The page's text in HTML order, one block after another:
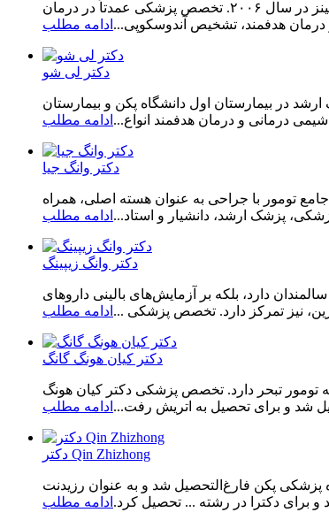
وانگ شیچنگ، معاون پزشک ارشد، فارغ‌التحصیل رشته پزشکی از دانشگاه پکن و دارای مدرک دکترای فیزیولوژی از دانشکده پزشکی دانشگاه جانز هاپکینز در سال ۲۰۰۶. تخصص پزشکی عمدتاً در درمان
هدفمند، تشخیص آندوسکوپی... ادامه مطلب
دکتر لی شو
در بیمارستان اول دانشگاه پکن و بیمارستان
درمانی و درمان هدفمند انواع... ادامه مطلب
دکتر وانگ جیا
تومور با جراحی به عنوان هسته اصلی، همراه
پزشک ارشد، دانشیار و استاد... ادامه مطلب
دکتر وانگ زیپینگ
دارد، بلکه بر آزمایش‌های بالینی داروهای
نیز تمرکز دارد. تخصص پزشکی ... ادامه مطلب
دکتر کیان هونگ گانگ
تومور تبحر دارد. تخصص پزشکی دکتر کیان هونگ
ادامه مطلب
دکتر Qin Zhizhong
او در تشخیص، درمان و معالجه بیماری‌های جراحی تومور تبحر دارد. تخصص پزشکی. او در ژوئیه ۱۹۹۸ از دانشگاه پزشکی پکن فارغ‌التحصیل شد و به عنوان رزیدنت
ادامه مطلب